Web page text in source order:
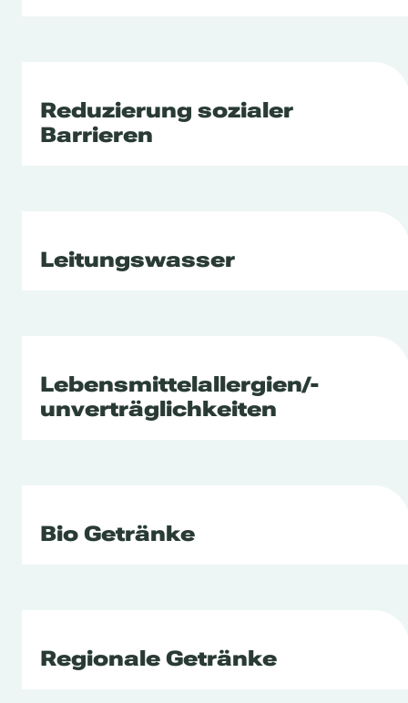
Reduzierung sozialer
Barrieren
Leitungswasser
Lebensmittelallergien/-
unverträglichkeiten
Bio Getränke
Regionale Getränke